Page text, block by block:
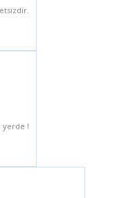
yerde !